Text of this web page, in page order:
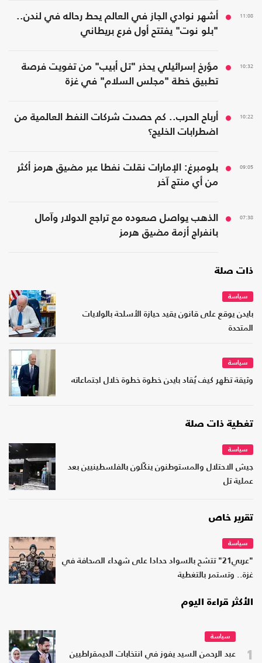
11:08
أشهر نوادي الجاز في العالم يحط رحاله في لندن..
"بلو نوت" يفتتح أول فرع بريطاني
10:32
مؤرخ إسرائيلي يحذر "تل أبيب" من تفويت فرصة
تطبيق خطة "مجلس السلام" في غزة
10:22
أرباح الحرب.. كم حصدت شركات النفط العالمية من
اضطرابات الخليج؟
09:05
بلومبرغ: الإمارات نقلت نفطا عبر مضيق هرمز أكثر
من أي منتج آخر
07:38
الذهب يواصل صعوده مع تراجع الدولار وآمال
بانفراج أزمة مضيق هرمز
ذات صلة
سياسة
بايدن يوقع على قانون يقيد حيازة الأسلحة بالولايات
المتحدة
سياسة
وثيقة تظهر كيف يُقاد بايدن خطوة خطوة خلال اجتماعاته
تغطية ذات صلة
سياسة
جيش الاحتلال والمستوطنون ينكّلون بالفلسطينيين بعد
عملية تل
تقرير خاص
سياسة
"عربي21" تتشح بالسواد حدادا على شهداء الصحافة في
غزة.. وتستمر بالتغطية
الأكثر قراءة اليوم
1
سياسة
عبد الرحمن السيد يفوز في انتخابات الديمقراطيين